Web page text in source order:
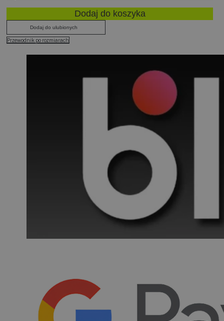
Dodaj do koszyka
Dodaj do ulubionych
Przewodnik po rozmiarach